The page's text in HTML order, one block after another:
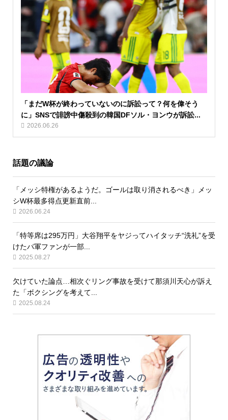
「まだW杯が終わっていないのに訴訟って？何を偉そう
に」SNSで誹謗中傷殺到の韓国DFソル・ヨンウが訴訟...
2026.06.26
話題の議論
「メッシ特権があるようだ。ゴールは取り消されるべき」メッ
シW杯最多得点更新直前...
2026.06.24
「特等席は295万円」大谷翔平をヤジってハイタッチ“洗礼”を受
けたパ軍ファンが一部...
2025.08.27
欠けていた論点…相次ぐリング事故を受けて那須川天心が訴え
た「ボクシングを考えて...
2025.08.24